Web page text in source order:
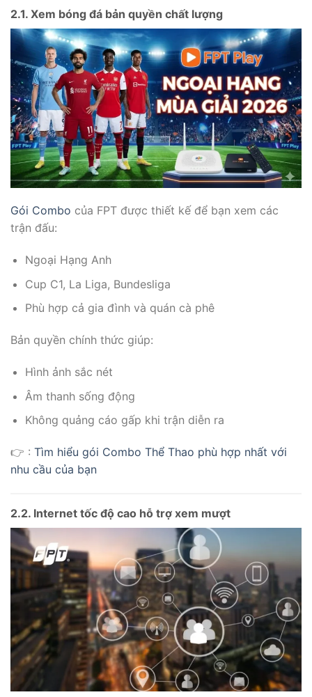
2.1. Xem bóng đá bản quyền chất lượng
Gói Combo của FPT được thiết kế để bạn xem các
trận đấu:
Ngoại Hạng Anh
Cup C1, La Liga, Bundesliga
Phù hợp cả gia đình và quán cà phê
Bản quyền chính thức giúp:
Hình ảnh sắc nét
Âm thanh sống động
Không quảng cáo gấp khi trận diễn ra
👉 : Tìm hiểu gói Combo Thể Thao phù hợp nhất với
nhu cầu của bạn
2.2. Internet tốc độ cao hỗ trợ xem mượt